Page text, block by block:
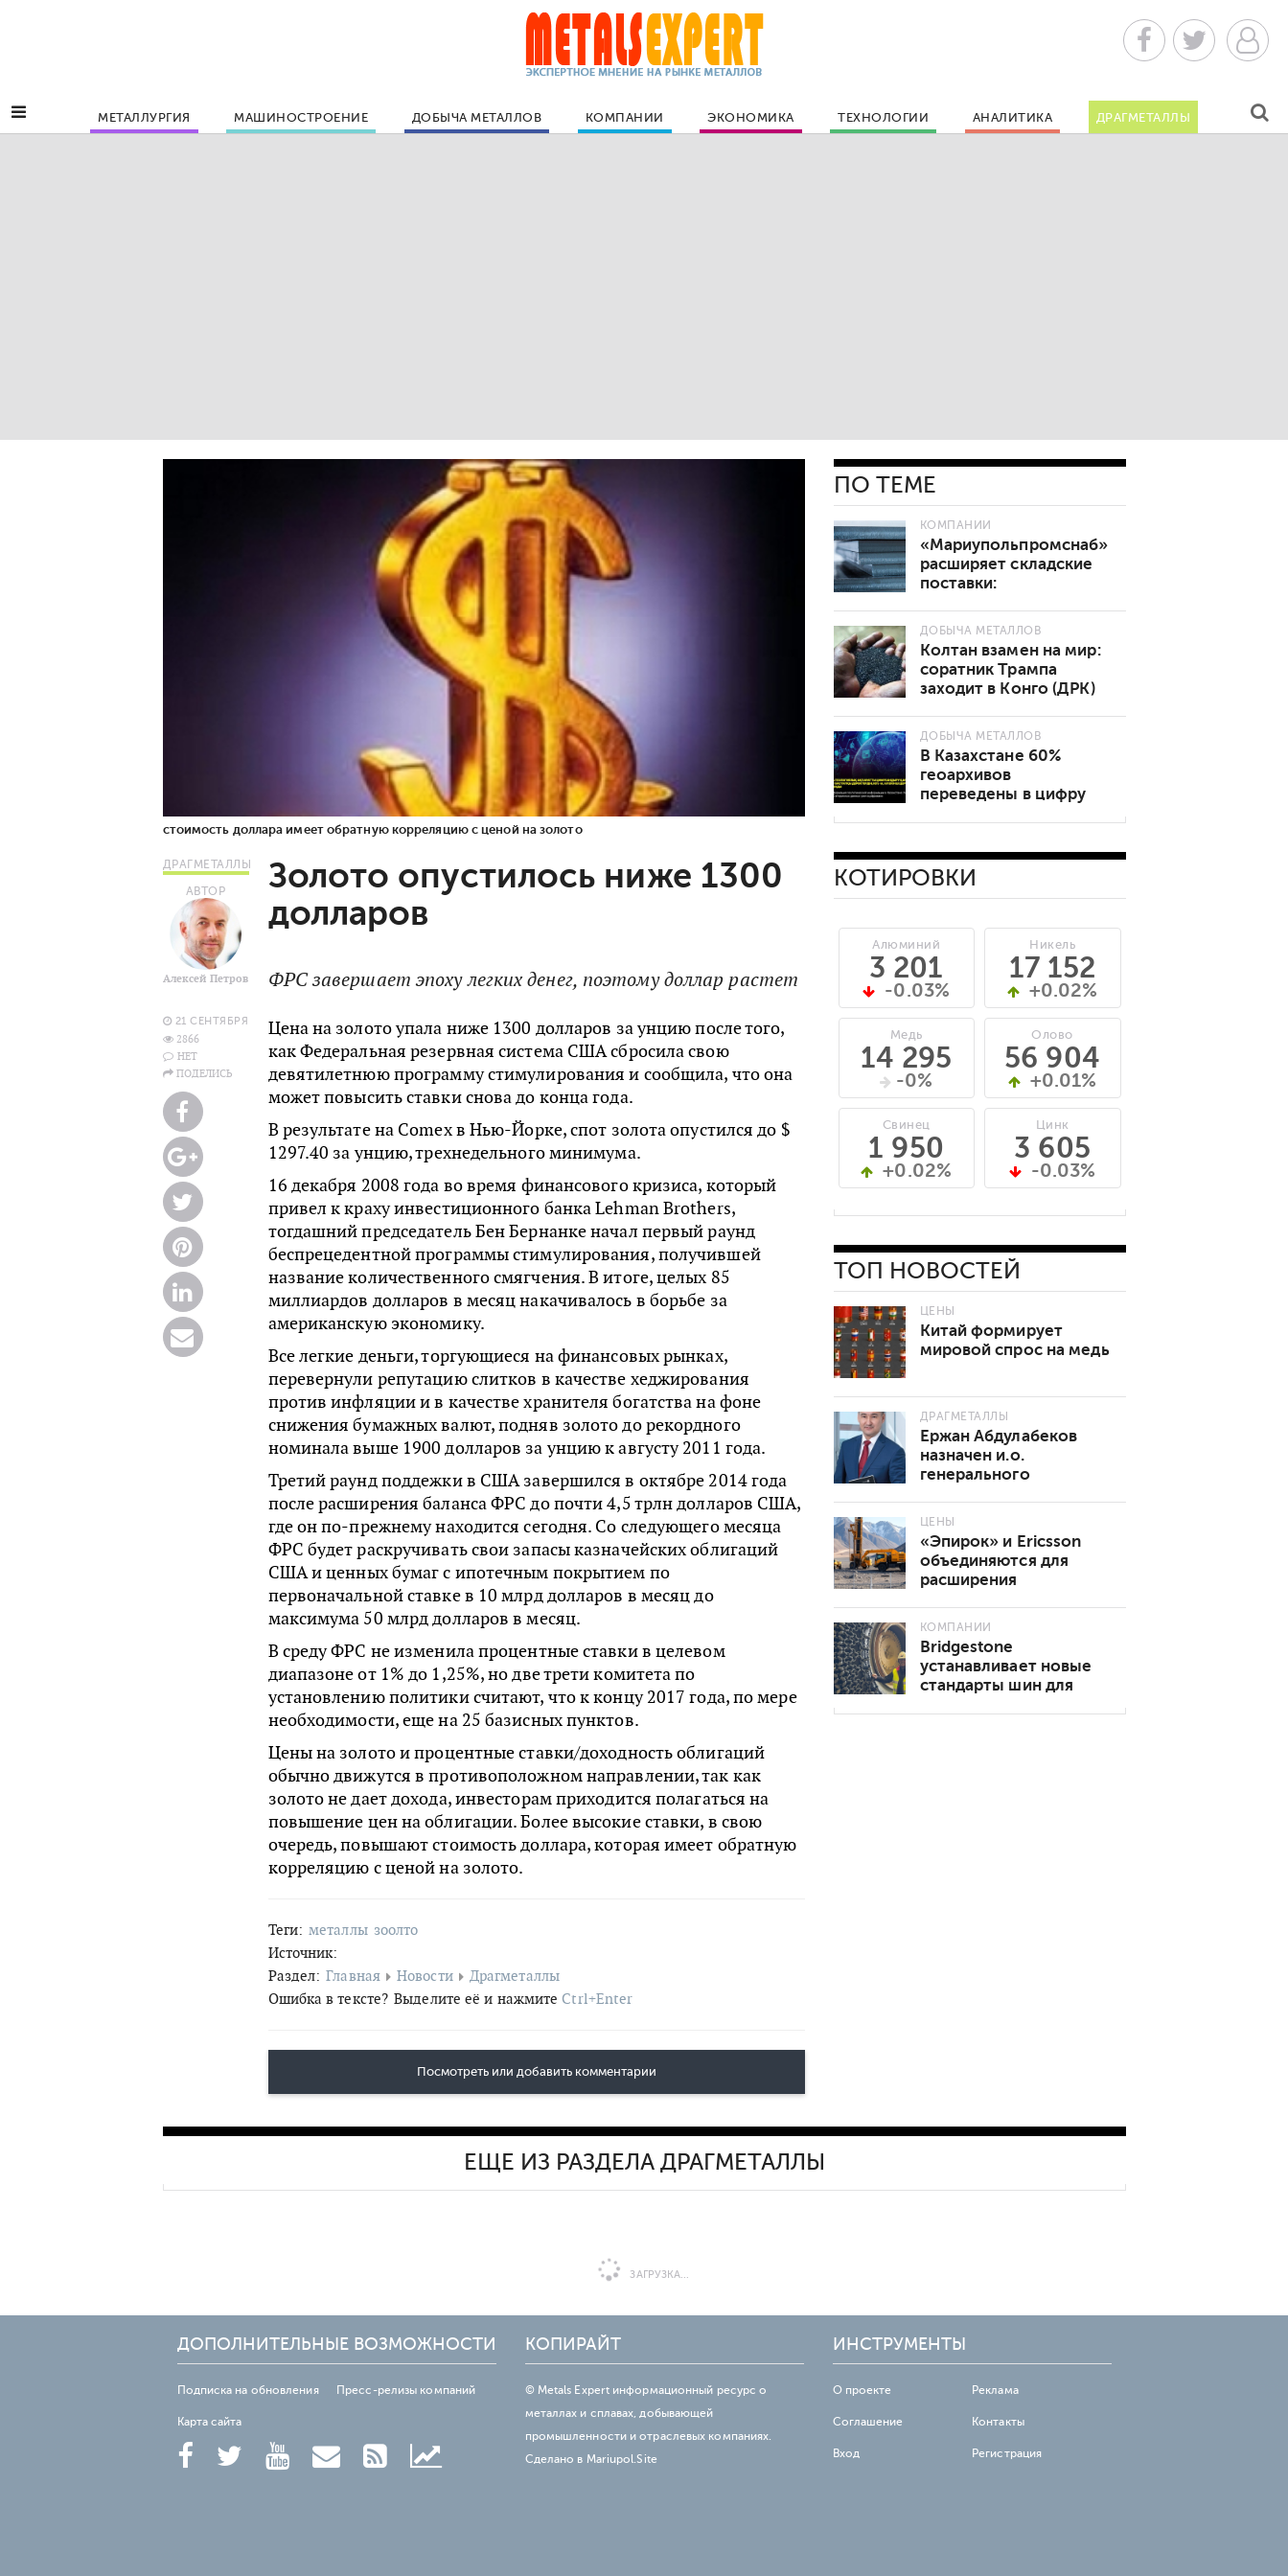
МЕТАЛЛУРГИЯ МАШИНОСТРОЕНИЕ ДОБЫЧА МЕТАЛЛОВ КОМПАНИИ ЭКОНОМИКА ТЕХНОЛОГИИ АНАЛИТИКА ДРАГМЕТАЛЛЫ
стоимость доллара имеет обратную корреляцию с ценой на золото
ДРАГМЕТАЛЛЫ
АВТОР
Алексей Петров
21 СЕНТЯБРЯ
2866
НЕТ
ПОДЕЛИСЬ
Золото опустилось ниже 1300
долларов
ФРС завершает эпоху легких денег, поэтому доллар растет
Цена на золото упала ниже 1300 долларов за унцию после того,
как Федеральная резервная система США сбросила свою
девятилетнюю программу стимулирования и сообщила, что она
может повысить ставки снова до конца года.
В результате на Comex в Нью-Йорке, спот золота опустился до $
1297.40 за унцию, трехнедельного минимума.
16 декабря 2008 года во время финансового кризиса, который
привел к краху инвестиционного банка Lehman Brothers,
тогдашний председатель Бен Бернанке начал первый раунд
беспрецедентной программы стимулирования, получившей
название количественного смягчения. В итоге, целых 85
миллиардов долларов в месяц накачивалось в борьбе за
американскую экономику.
Все легкие деньги, торгующиеся на финансовых рынках,
перевернули репутацию слитков в качестве хеджирования
против инфляции и в качестве хранителя богатства на фоне
снижения бумажных валют, подняв золото до рекордного
номинала выше 1900 долларов за унцию к августу 2011 года.
Третий раунд поддежки в США завершился в октябре 2014 года
после расширения баланса ФРС до почти 4,5 трлн долларов США,
где он по-прежнему находится сегодня. Со следующего месяца
ФРС будет раскручивать свои запасы казначейских облигаций
США и ценных бумаг с ипотечным покрытием по
первоначальной ставке в 10 млрд долларов в месяц до
максимума 50 млрд долларов в месяц.
В среду ФРС не изменила процентные ставки в целевом
диапазоне от 1% до 1,25%, но две трети комитета по
установлению политики считают, что к концу 2017 года, по мере
необходимости, еще на 25 базисных пунктов.
Цены на золото и процентные ставки/доходность облигаций
обычно движутся в противоположном направлении, так как
золото не дает дохода, инвесторам приходится полагаться на
повышение цен на облигации. Более высокие ставки, в свою
очередь, повышают стоимость доллара, которая имеет обратную
корреляцию с ценой на золото.
Теги: металлы зоолто
Источник:
Раздел: Главная Новости
Драгметаллы
Ошибка в тексте? Выделите её и нажмите Ctrl+Enter
Посмотреть или добавить комментарии
ПО ТЕМЕ
КОМПАНИИ
«Мариупольпромснаб»
расширяет складские
поставки:
стали теперь в наличии
ДОБЫЧА МЕТАЛЛОВ
Колтан взамен на мир:
соратник Трампа
заходит в Конго (ДРК)
ДОБЫЧА МЕТАЛЛОВ
В Казахстане 60%
геоархивов
переведены в цифру
КОТИРОВКИ
Алюминий
3 201
-0.03%
Медь
14 295
-0%
Свинец
1 950
+0.02%
Никель
17 152
+0.02%
Олово
56 904
+0.01%
Цинк
3 605
-0.03%
ТОП НОВОСТЕЙ
ЦЕНЫ
Китай формирует
мировой спрос на медь
ДРАГМЕТАЛЛЫ
Ержан Абдулабеков
назначен и.о.
генерального
ЦЕНЫ
«Эпирок» и Ericsson
объединяются для
расширения
подключения 5G в
горнодобывающей
промышленности
КОМПАНИИ
Bridgestone
устанавливает новые
стандарты шин для
ЕЩЕ ИЗ РАЗДЕЛА ДРАГМЕТАЛЛЫ
ЗАГРУЗКА...
ДОПОЛНИТЕЛЬНЫЕ ВОЗМОЖНОСТИ
Подписка на обновления Пресс-релизы компаний
Карта сайта
КОПИРАЙТ
© Metals Expert информационный ресурс о
металлах и сплавах, добывающей
промышленности и отраслевых компаниях.
Сделано в Mariupol.Site
ИНСТРУМЕНТЫ
О проекте Реклама
Соглашение Контакты
Вход Регистрация